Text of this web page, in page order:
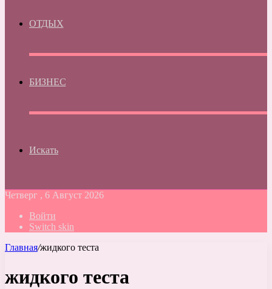
ОТДЫХ
БИЗНЕС
Искать
Четверг , 6 Август 2026
Войти
Switch skin
Главная/жидкого теста
жидкого теста